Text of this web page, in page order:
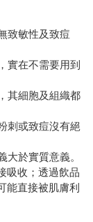
致敏性及致痘
實在不需要用到
其細胞及組織都
刺或致痘沒有絕
於實質意義。
吸收；透過飲品
能直接被肌膚利